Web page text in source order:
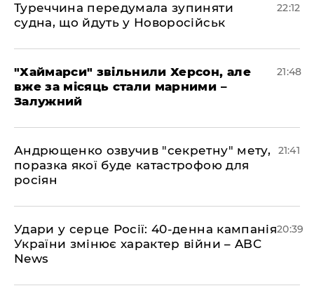
Туреччина передумала зупиняти
судна, що йдуть у Новоросійськ
22:12
"Хаймарси" звільнили Херсон, але
вже за місяць стали марними –
Залужний
21:48
Андрющенко озвучив "секретну" мету,
поразка якої буде катастрофою для
росіян
21:41
Удари у серце Росії: 40-денна кампанія
України змінює характер війни – ABC
News
20:39